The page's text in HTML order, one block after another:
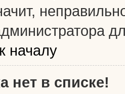
началу
нет в списке!